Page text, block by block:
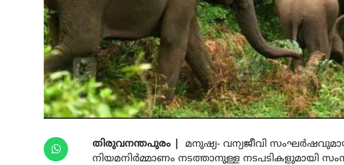
തിരുവനന്തപുരം | മനുഷ്യ- വന്യജീവി
നിയമനിര്‍മ്മാണം നടത്താനുള്ള നടപടികളുമായി